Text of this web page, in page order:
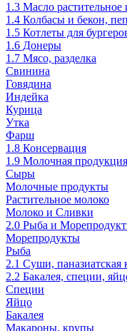
1.3 Масло
1.4 Колбасы и бекон,
1.5 Котлеты для
1.6 Донеры
1.7 Мясо, разделка
Свинина
Говядина
Индейка
Курица
Утка
Фарш
1.8 Консервация
1.9 Молочная продукция
Сыры
Молочные продукты
Растительное молоко
Молоко и Сливки
2.0 Рыба и
Морепродукты
Рыба
2.1 Суши, паназиатская
2.2 Бакалея, специи,
Специи
Яйцо
Бакалея
Макароны, крупы